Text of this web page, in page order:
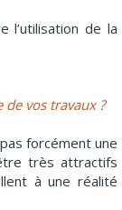
l’utilisation de la
de vos travaux ?
forcément une
très attractifs
à une réalité